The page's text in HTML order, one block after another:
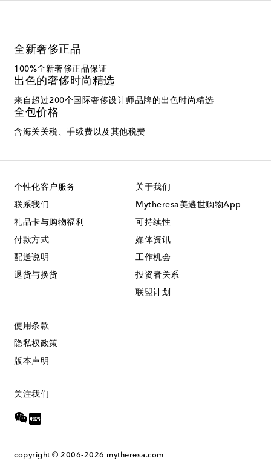
全新奢侈正品
100%全新奢侈正品保证
出色的奢侈时尚精选
来自超过200个国际奢侈设计师品牌的出色时尚精选
全包价格
含海关关税、手续费以及其他税费
个性化客户服务
联系我们
礼品卡与购物福利
付款方式
配送说明
退货与换货
关于我们
Mytheresa美遴世购物App
可持续性
媒体资讯
工作机会
投资者关系
联盟计划
使用条款
隐私权政策
版本声明
关注我们
copyright © 2006-2026 mytheresa.com